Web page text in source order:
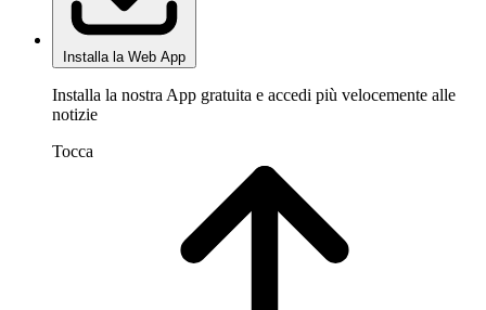
Installa la Web App
Installa la nostra App gratuita e accedi più velocemente alle
notizie
Tocca